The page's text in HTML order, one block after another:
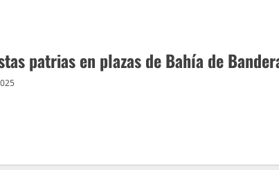
patrias en plazas de Bahía de